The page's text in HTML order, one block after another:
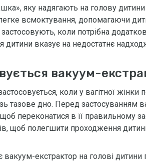
яку надягають на голову дитини
всмоктування, допомагаючи
коли потрібна
дитини вказує на недостатнє
вакуум-
коли у вагітної
тазове дно. Перед застосуванням
переконатися в її правильному
щоб полегшити проходження
екстрактор на голові дитини